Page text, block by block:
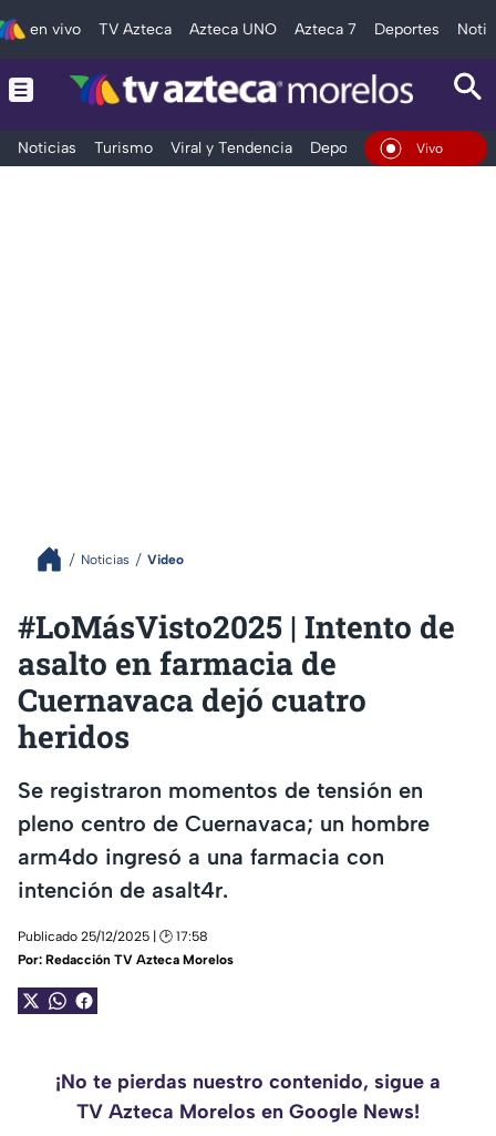
en vivo TV Azteca Azteca UNO Azteca 7 Deportes
Noticias Turismo Viral y Tendencia Deportes Espectáculos
En Vivo
Noticias Video
#LoMásVisto2025 | Intento de
asalto en farmacia de
Cuernavaca dejó cuatro
heridos
Se registraron momentos de tensión en
pleno centro de Cuernavaca; un hombre
arm4do ingresó a una farmacia con
intención de asalt4r.
Publicado 25/12/2025 | 🕑 17:58
Por: Redacción TV Azteca Morelos
¡No te pierdas nuestro contenido, sigue a
TV Azteca Morelos en Google News!